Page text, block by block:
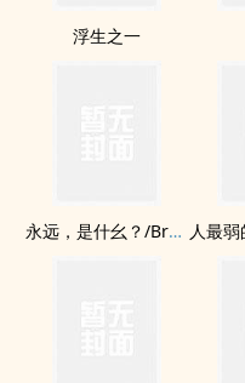
浮生之一
永远，是什幺？/Bread &amp; Love